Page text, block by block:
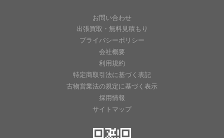
お問い合わせ
出張買取・無料見積もり
プライバシーポリシー
会社概要
利用規約
特定商取引法に基づく表記
古物営業法の規定に基づく表示
採用情報
サイトマップ